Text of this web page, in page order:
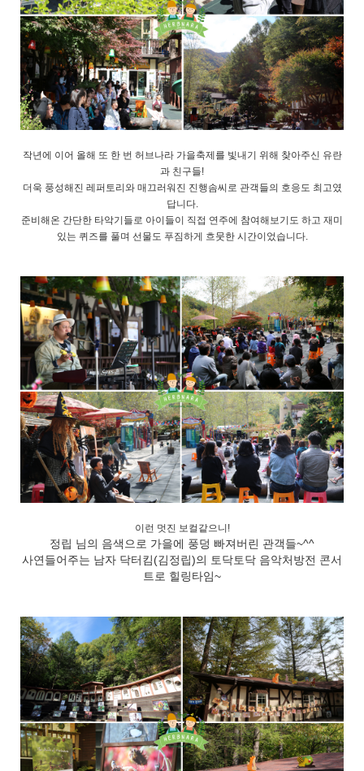
작년에 이어 올해 또 한 번 허브나라 가을축제를 빛내기 위해 찾아주신 유란
과 친구들!
더욱 풍성해진 레퍼토리와 매끄러워진 진행솜씨로 관객들의 호응도 최고였
답니다.
준비해온 간단한 타악기들로 아이들이 직접 연주에 참여해보기도 하고 재미
있는 퀴즈를 풀며 선물도 푸짐하게 흐뭇한 시간이었습니다.
이런 멋진 보컬같으니!
정립 님의 음색으로 가을에 풍덩 빠져버린 관객들~^^
사연들어주는 남자 닥터킴(김정립)의 토닥토닥 음악처방전 콘서
트로 힐링타임~